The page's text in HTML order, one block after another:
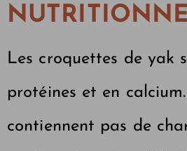
Les croquettes de yak
protéines et en
contiennent pas de